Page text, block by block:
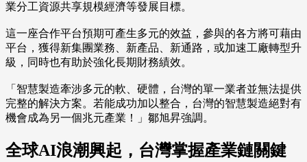
業分工資源共享規模經濟等發展目標。
這一座合作平台預期可產生多元的效益，參與的各方將可藉由
平台，獲得新集團業務、新產品、新通路，或加速工廠轉型升
級，同時也有助於強化長期財務績效。
「智慧製造牽涉多元的軟、硬體，台灣的單一業者並無法提供
完整的解決方案。若能成功加以整合，台灣的智慧製造絕對有
機會成為另一個兆元產業！」鄒旭昇強調。
全球AI浪潮興起，台灣掌握產業鏈關鍵